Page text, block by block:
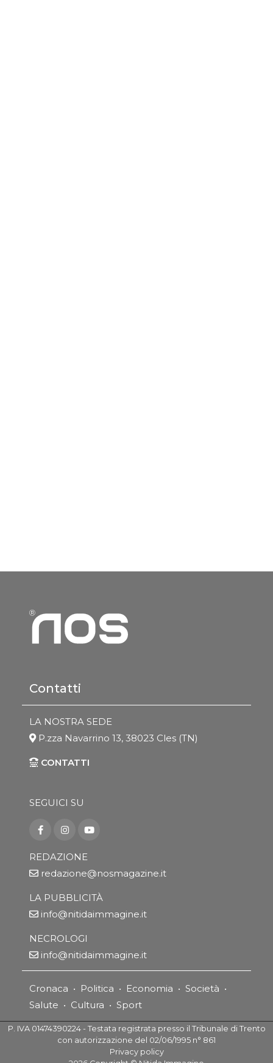
Contatti
LA NOSTRA SEDE
P.zza Navarrino 13, 38023 Cles (TN)
CONTATTI
SEGUICI SU
REDAZIONE
redazione@nosmagazine.it
LA PUBBLICITÀ
info@nitidaimmagine.it
NECROLOGI
info@nitidaimmagine.it
Cronaca • Politica • Economia • Società •
Salute • Cultura • Sport
P. IVA 01474390224 - Testata registrata presso il Tribunale di Trento
con autorizzazione del 02/06/1995 n° 861
Privacy policy